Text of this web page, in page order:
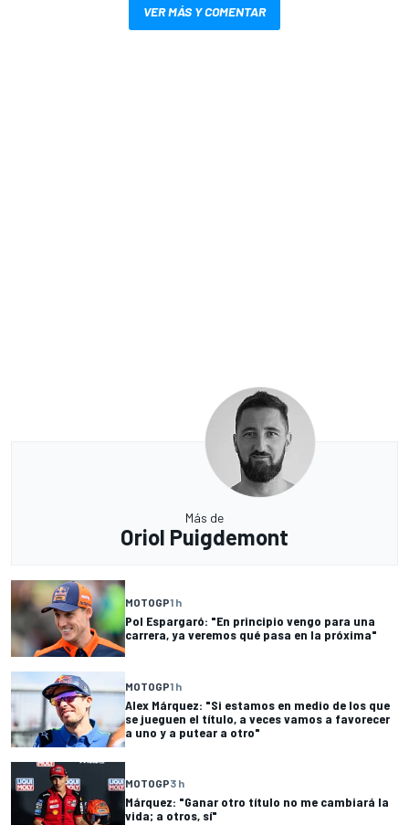
VER MÁS Y COMENTAR
Más de
Oriol Puigdemont
MOTOGP1 h
Pol Espargaró: "En principio vengo para una
carrera, ya veremos qué pasa en la próxima"
MOTOGP1 h
Alex Márquez: "Si estamos en medio de los que
se jueguen el título, a veces vamos a favorecer
a uno y a putear a otro"
MOTOGP3 h
Márquez: "Ganar otro título no me cambiará la
vida; a otros, sí"